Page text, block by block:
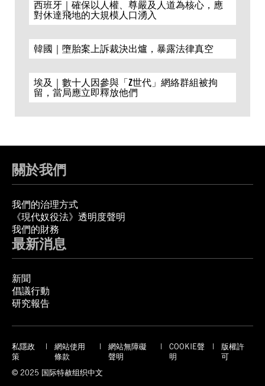
西班牙｜確保以人權、尊嚴及人道為核心，應
對休達飛地的大規模人口湧入
韓國｜墮胎案上訴裁決出爐，暴露法律真空
埃及｜數十人因參與「Z世代」網絡群組被拘
留，當局應立即釋放他們
關於我們
我們的治理方式
《現代奴役法》透明度聲明
我們的財務
最新消息
新聞
倡議行動
研究報告
私隱政
策
網站使用
條款
網站無障礙
聲明
COOKIE聲
明
版權許
可
© 2025 国际特赦组织中文